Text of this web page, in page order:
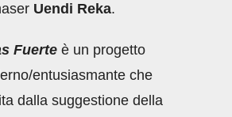
Uendi Reka.
Fuerte è un progetto
entusiasmante che
dalla suggestione della